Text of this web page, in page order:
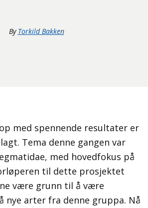
By Torkild Bakken
med spennende resultater er
Tema denne gangen var
med hovedfokus på
til dette prosjektet
være grunn til å være
nye arter fra denne gruppa. Nå